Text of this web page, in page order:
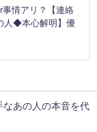
情アリ？【連絡
人◆本心解明】優
あの人の本音を代